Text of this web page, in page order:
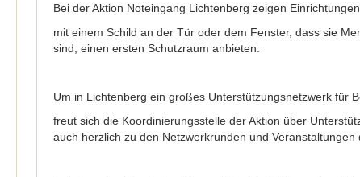
Bei der Aktion Noteingang Lichtenberg zeigen
mit einem Schild an der Tür oder dem Fenster, dass sie
sind, einen ersten Schutzraum anbieten.
Um in Lichtenberg ein großes Unterstützungsnetzwerk für
freut sich die Koordinierungsstelle der Aktion über
auch herzlich zu den Netzwerkrunden und